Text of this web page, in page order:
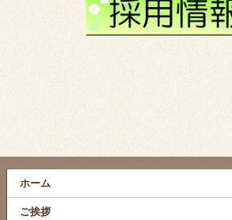
ホーム
ご挨拶